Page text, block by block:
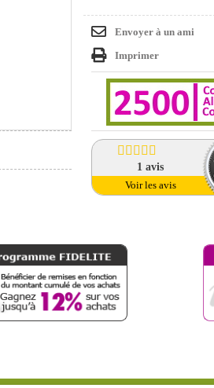
Envoyer à un ami
Imprimer
1avis
Voir les avis